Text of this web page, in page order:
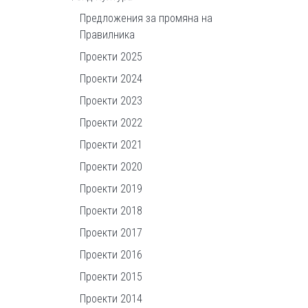
Предложения за промяна на
Правилника
Проекти 2025
Проекти 2024
Проекти 2023
Проекти 2022
Проекти 2021
Проекти 2020
Проекти 2019
Проекти 2018
Проекти 2017
Проекти 2016
Проекти 2015
Проекти 2014